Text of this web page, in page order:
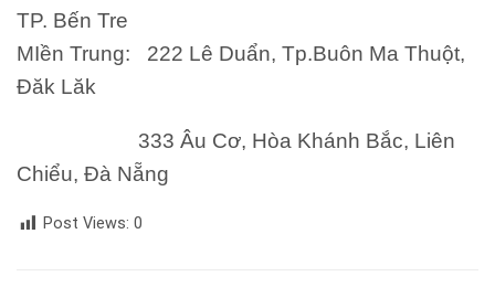
TP. Bến Tre
MIền Trung: 222 Lê Duẩn, Tp.Buôn Ma Thuột,
Đăk Lăk
333 Âu Cơ, Hòa Khánh Bắc, Liên
Chiểu, Đà Nẵng
Post Views: 0